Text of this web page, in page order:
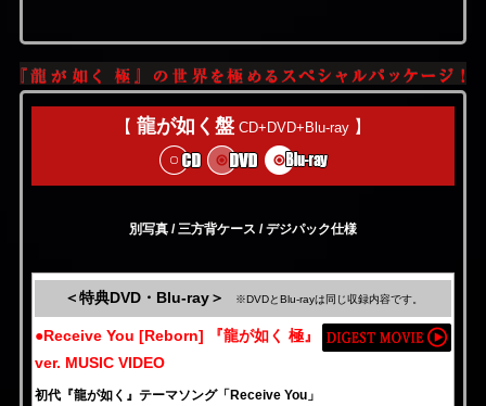
【 龍が如く盤 CD+DVD+Blu-ray 】
別写真 / 三方背ケース / デジパック仕様
＜特典DVD・Blu-ray＞ ※DVDとBlu-rayは同じ収録内容です。
●Receive You [Reborn] 『龍が如く 極』
ver. MUSIC VIDEO
初代『龍が如く』テーマソング「Receive You」